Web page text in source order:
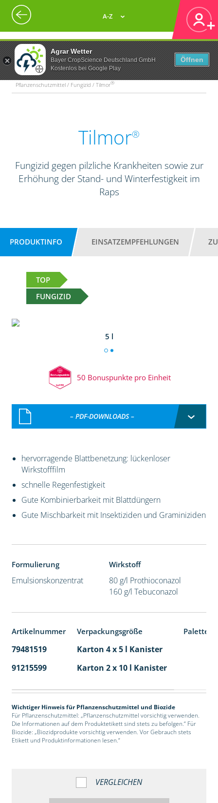
Agrar Wetter
Bayer CropScience Deutschland GmbH
Kostenlos bei Google Play
Öffnen
A-Z
Pflanzenschutzmittel / Fungizid / Tilmor®
Tilmor®
Fungizid gegen pilzliche Krankheiten sowie zur
Erhöhung der Stand- und Winterfestigkeit im
Raps
PRODUKTINFO EINSATZEMPFEHLUNGEN
TOP
FUNGIZID
5 l
50 Bonuspunkte pro Einheit
– PDF-DOWNLOADS –
hervorragende Blattbenetzung: lückenloser
Wirkstofffilm
schnelle Regenfestigkeit
Gute Kombinierbarkeit mit Blattdüngern
Gute Mischbarkeit mit Insektiziden und Graminiziden
Formulierung
Emulsionskonzentrat
Wirkstoff
80 g/l Prothioconazol
160 g/l Tebuconazol
Artikelnummer Verpackungsgröße
79481519 Karton 4 x 5 l Kanister
91215599
Karton 2 x 10 l Kanister
Wichtiger Hinweis für Pflanzenschutzmittel und Biozide
Für Pflanzenschutzmittel: „Pflanzenschutzmittel vorsichtig verwenden.
Die Informationen auf dem Produktetikett sind stets zu befolgen.“ Für
Biozide: „Biozidprodukte vorsichtig verwenden. Vor Gebrauch stets
Etikett und Produktinformationen lesen.“
VERGLEICHEN